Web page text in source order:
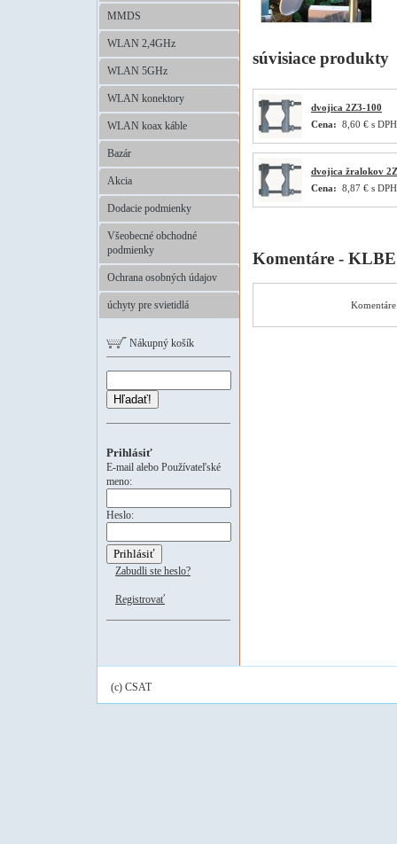
MMDS
WLAN 2,4GHz
WLAN 5GHz
WLAN konektory
WLAN koax káble
Bazár
Akcia
Dodacie podmienky
Všeobecné obchodné
podmienky
Ochrana osobných údajov
úchyty pre svietidlá
Nákupný košík
Hľadať!
Prihlásiť
E-mail alebo Používateľské
meno:
Heslo:
Zabudli ste heslo?
Registrovať
súvisiace produkty
dvojica 2Z3-100
Cena: 8,60 € s DPH
dvojica žralokov
Cena: 8,87 € s DPH
Komentáre -
(c) CSAT